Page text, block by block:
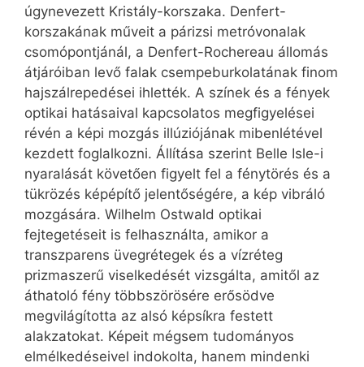
úgynevezett Kristály-korszaka. Denfert-
korszakának műveit a párizsi metróvonalak
csomópontjánál, a Denfert-Rochereau állomás
átjáróiban levő falak csempeburkolatának finom
hajszálrepedései ihlették. A színek és a fények
optikai hatásaival kapcsolatos megfigyelései
révén a képi mozgás illúziójának mibenlétével
kezdett foglalkozni. Állítása szerint Belle Isle-i
nyaralását követően figyelt fel a fénytörés és a
tükrözés képépítő jelentőségére, a kép vibráló
mozgására. Wilhelm Ostwald optikai
fejtegetéseit is felhasználta, amikor a
transzparens üvegrétegek és a vízréteg
prizmaszerű viselkedését vizsgálta, amitől az
áthatoló fény többszörösére erősödve
megvilágította az alsó képsíkra festett
alakzatokat. Képeit mégsem tudományos
elmélkedéseivel indokolta, hanem mindenki